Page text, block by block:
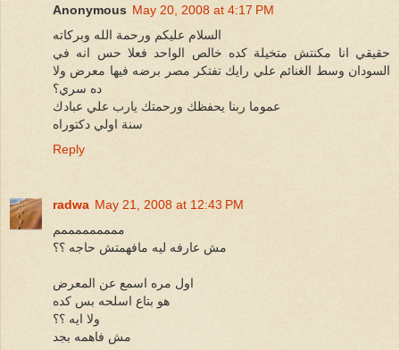
Anonymous May 20, 2008 at 4:17 PM
السلام عليكم ورحمة الله وبركاته
حقيقي انا مكنتش متخيلة كده خالص الواحد فعلا حس انه في
السودان وسط الغنائم علي رايك تفتكر مصر برضه فيها معرض ولا
ده سري؟
عموما ربنا يحفظك ورحمتك يارب علي عبادك
سنة اولي دكتوراه
Reply
radwa May 21, 2008 at 12:43 PM
مممممممممم
مش عارفه ليه مافهمتش حاجه ؟؟
اول مره اسمع عن المعرض
هو بتاع اسلحه بس كده
ولا ايه ؟؟
مش فاهمه بجد